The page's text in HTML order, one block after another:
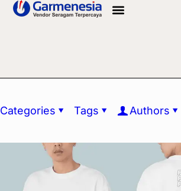
Categories Tags Authors